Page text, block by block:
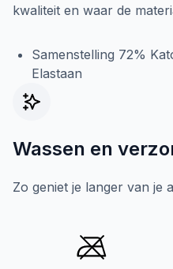
kwaliteit en waar de
Samenstelling 72%
Elastaan
Wassen en
Zo geniet je langer van je